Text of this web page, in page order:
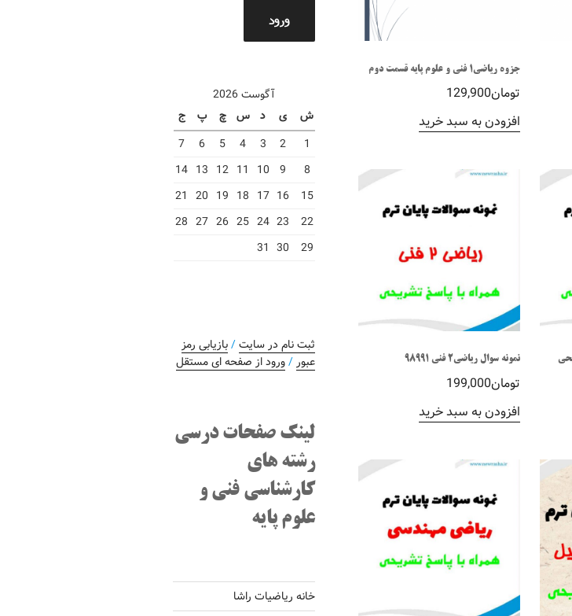
جزوه ریاضی1 فنی و علوم پایه قسمت دوم
تومان129,900
افزودن به سبد خرید
نمونه سوال ریاضی2 فنی 98991
تومان199,000
افزودن به سبد خرید
ورود
آگوست 2026
ش
ی د س چ پ
ج
1
2
3
4
5
6
7
8
9
10
11
12
13
14
15
16
17
18
19
20
21
22
23
24
25
26
27
28
29
30
31
ثبت نام در سایت/بازیابی رمز
عبور /ورود از صفحه ای مستقل
لینک صفحات درسی
رشته های
کارشناسی فنی و
علوم پایه
خانه ریاضیات راشا